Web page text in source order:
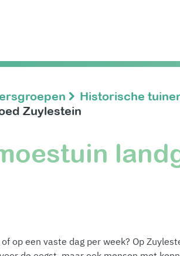
Historische
Zuylestein
op een vaste dag per week? Op